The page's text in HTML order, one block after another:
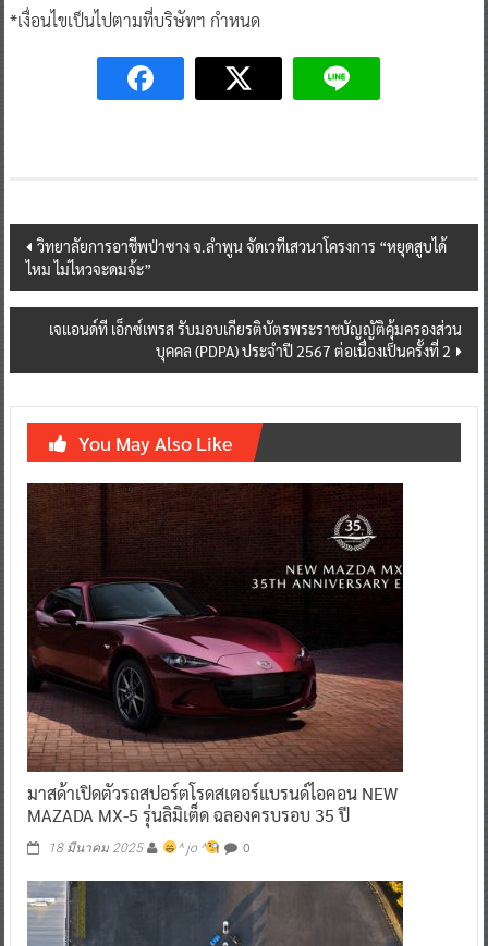
*เงื่อนไขเป็นไปตามที่บริษัทฯ กำหนด
Post
navigation
วิทยาลัยการอาชีพป่าซาง จ.ลำพูน จัดเวทีเสวนาโครงการ “หยุดสูบได้
ไหม ไม่ไหวจะดมจ้ะ”
เจแอนด์ที เอ็กซ์เพรส รับมอบเกียรติบัตรพระราชบัญญัติคุ้มครองส่วน
บุคคล (PDPA) ประจำปี 2567 ต่อเนื่องเป็นครั้งที่ 2
You May Also Like
มาสด้าเปิดตัวรถสปอร์ตโรดสเตอร์แบรนด์ไอคอน NEW
MAZADA MX-5 รุ่นลิมิเต็ด ฉลองครบรอบ 35 ปี
18 มีนาคม 2025 ^ jo ^ 0